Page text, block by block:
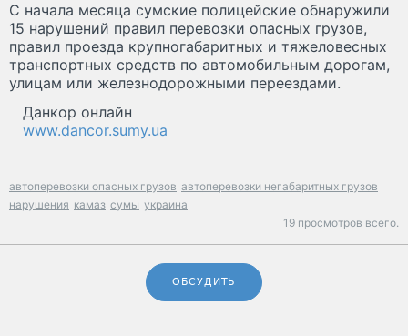
С начала месяца сумские полицейские обнаружили
15 нарушений правил перевозки опасных грузов,
правил проезда крупногабаритных и тяжеловесных
транспортных средств по автомобильным дорогам,
улицам или железнодорожными переездами.
Данкор онлайн
www.dancor.sumy.ua
автоперевозки опасных грузов автоперевозки негабаритных грузов
нарушения камаз сумы украина
19 просмотров всего.
ОБСУДИТЬ